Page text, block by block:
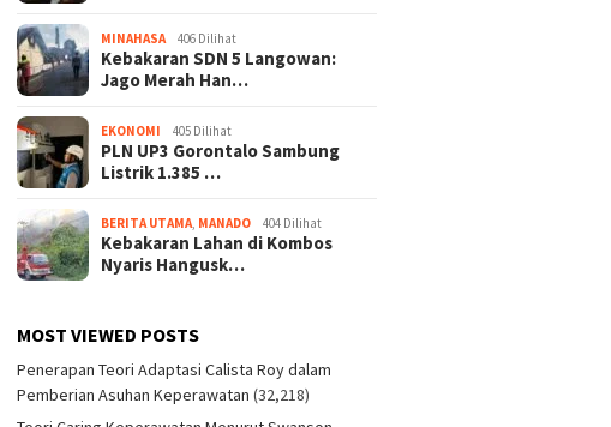
MINAHASA 406 Dilihat
Kebakaran SDN 5 Langowan:
Jago Merah Han…
EKONOMI 405 Dilihat
PLN UP3 Gorontalo Sambung
Listrik 1.385 …
BERITA UTAMA, MANADO 404 Dilihat
Kebakaran Lahan di Kombos
Nyaris Hangusk…
MOST VIEWED POSTS
Penerapan Teori Adaptasi Calista Roy dalam
Pemberian Asuhan Keperawatan (32,218)